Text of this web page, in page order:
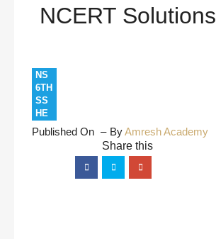
NCERT Solutions
NS
6TH
SS
HE
Published On ByAmresh Academy